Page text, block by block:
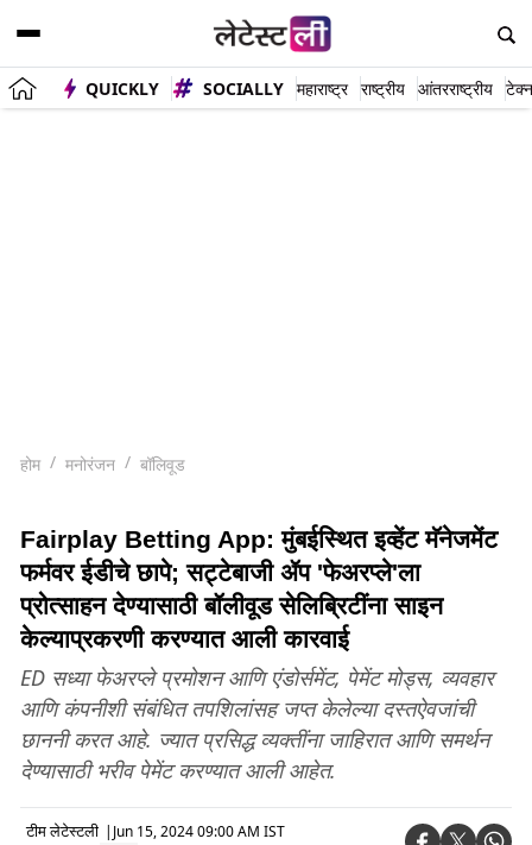
QUICKLY SOCIALLY महाराष्ट्र राष्ट्रीय आंतरराष्ट्रीय
होम मनोरंजन बॉलिवूड
Fairplay Betting App: मुंबईस्थित इव्हेंट मॅनेजमेंट
फर्मवर ईडीचे छापे; सट्टेबाजी ॲप 'फेअरप्ले'ला
प्रोत्साहन देण्यासाठी बॉलीवूड सेलिब्रिटींना साइन
केल्याप्रकरणी करण्यात आली कारवाई
ED सध्या फेअरप्ले प्रमोशन आणि एंडोर्समेंट, पेमेंट मोड्स, व्यवहार
आणि कंपनीशी संबंधित तपशिलांसह जप्त केलेल्या दस्तऐवजांची
छाननी करत आहे. ज्यात प्रसिद्ध व्यक्तींना जाहिरात आणि समर्थन
देण्यासाठी भरीव पेमेंट करण्यात आली आहेत.
टीम लेटेस्टली | Jun 15, 2024 09:00 AM IST